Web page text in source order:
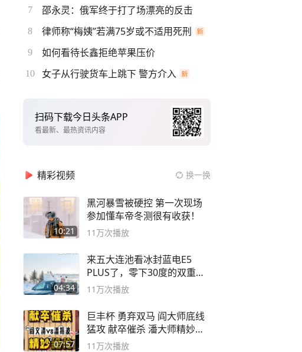
7 邵永灵：俄军终于打了场漂亮的反击
8 律师称“梅姨”若满75岁或不适用死刑
9 如何看待长鑫拒绝苹果压价
10 女子从行驶货车上跳下 警方介入
扫码下载今日头条APP
看最新、最热资讯内容
精彩视频 换一换
10:21
黑河暴雪被硬控 第一次现场
参加懂车帝冬测很有收获！
11万次播放
04:34
来五大连池看冰封蓝电E5
PLUS了，零下30度的双重冰
封40小时全录
11万次播放
07:57
巨丰杯 勇弃双马 阎大师底线
猛攻 献卒催杀 潘大师精妙入
局
11万次播放